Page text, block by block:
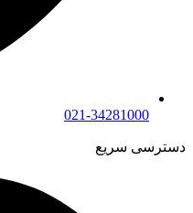
021-34281000
دسترسی سریع